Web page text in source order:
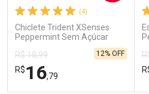
Comprar sem Desconto
Por R$ 29,30/cada
Comprar sem Desconto
Por R$ 29,30/cada
(4)
Chiclete Trident XSenses
Peppermint Sem Açúcar
R$ 18,99
R$16,79
12% OFF